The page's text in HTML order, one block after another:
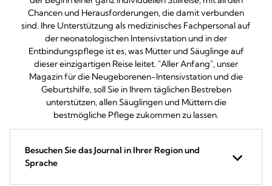
Chancen und Herausforderungen, die damit verbunden
sind. Ihre Unterstützung als medizinisches Fachpersonal auf
der neonatologischen Intensivstation und in der
Entbindungspflege ist es, was Mütter und Säuglinge auf
dieser einzigartigen Reise leitet. "Aller Anfang", unser
Magazin für die Neugeborenen-Intensivstation und die
Geburtshilfe, soll Sie in Ihrem täglichen Bestreben
unterstützen, allen Säuglingen und Müttern die
bestmögliche Pflege zukommen zu lassen.
Besuchen Sie das Journal in Ihrer Region und
Sprache